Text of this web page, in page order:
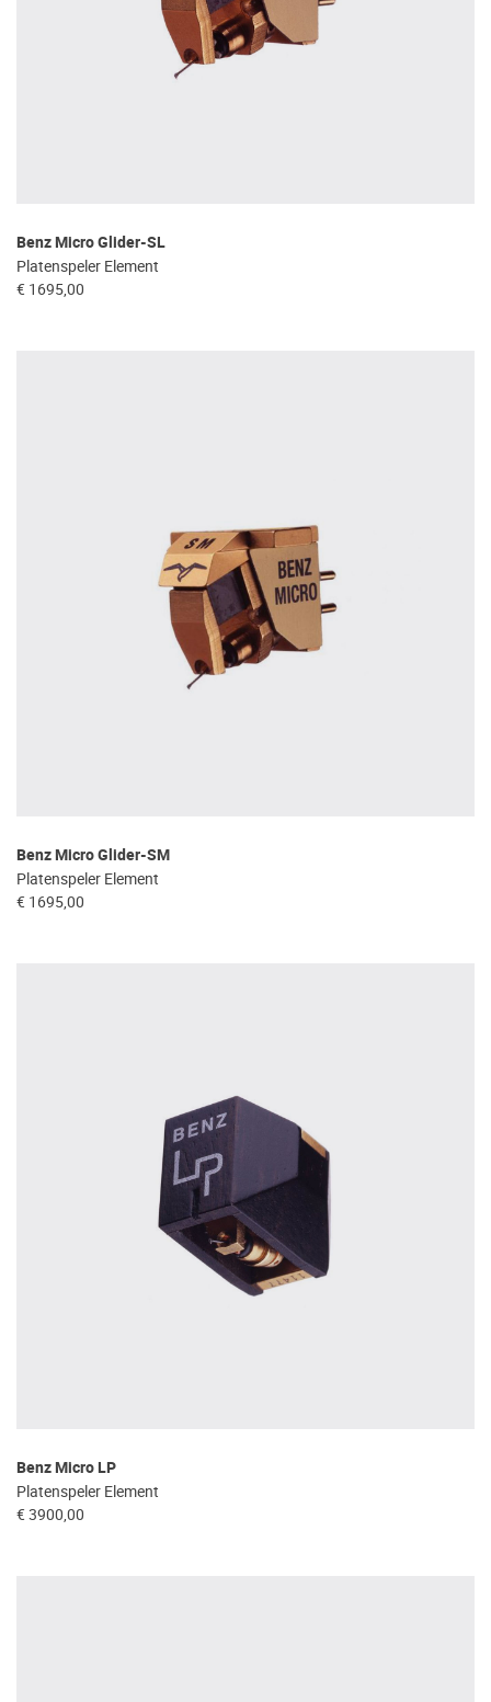
Benz Micro Glider-SL
Platenspeler Element
€ 1695,00
Benz Micro Glider-SM
Platenspeler Element
€ 1695,00
Benz Micro LP
Platenspeler Element
€ 3900,00